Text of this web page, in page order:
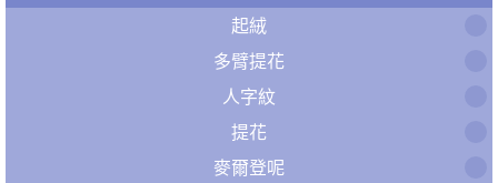
起絨
多臂提花
人字紋
提花
麥爾登呢